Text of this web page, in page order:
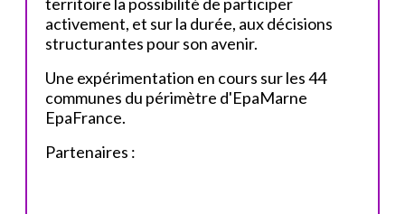
activement, et sur la durée, aux décisions
structurantes pour son avenir.
Une expérimentation en cours sur les 44
communes du périmètre d'EpaMarne
EpaFrance.
Partenaires :